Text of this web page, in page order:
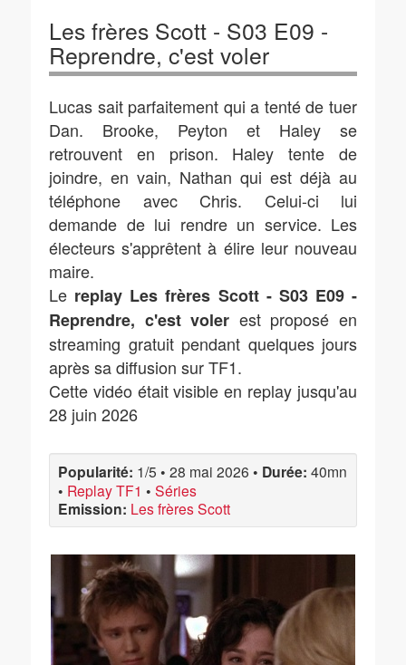
Les frères Scott - S03 E09 -
Reprendre, c'est voler
Lucas sait parfaitement qui a tenté de tuer
Dan. Brooke, Peyton et Haley se
retrouvent en prison. Haley tente de
joindre, en vain, Nathan qui est déjà au
téléphone avec Chris. Celui-ci lui
demande de lui rendre un service. Les
électeurs s'apprêtent à élire leur nouveau
maire.
Le replay Les frères Scott - S03 E09 -
Reprendre, c'est voler est proposé en
streaming gratuit pendant quelques jours
après sa diffusion sur TF1.
Cette vidéo était visible en replay jusqu'au
28 juin 2026
Popularité: 1/5 • 28 mai 2026 • Durée: 40mn
• Replay TF1 • Séries
Emission: Les frères Scott